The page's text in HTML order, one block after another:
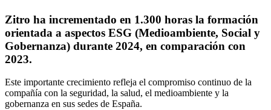
Zitro ha incrementado en 1.300 horas la formación
orientada a aspectos ESG (Medioambiente, Social y
Gobernanza) durante 2024, en comparación con
2023.
Este importante crecimiento refleja el compromiso continuo de la
compañía con la seguridad, la salud, el medioambiente y la
gobernanza en sus sedes de España.